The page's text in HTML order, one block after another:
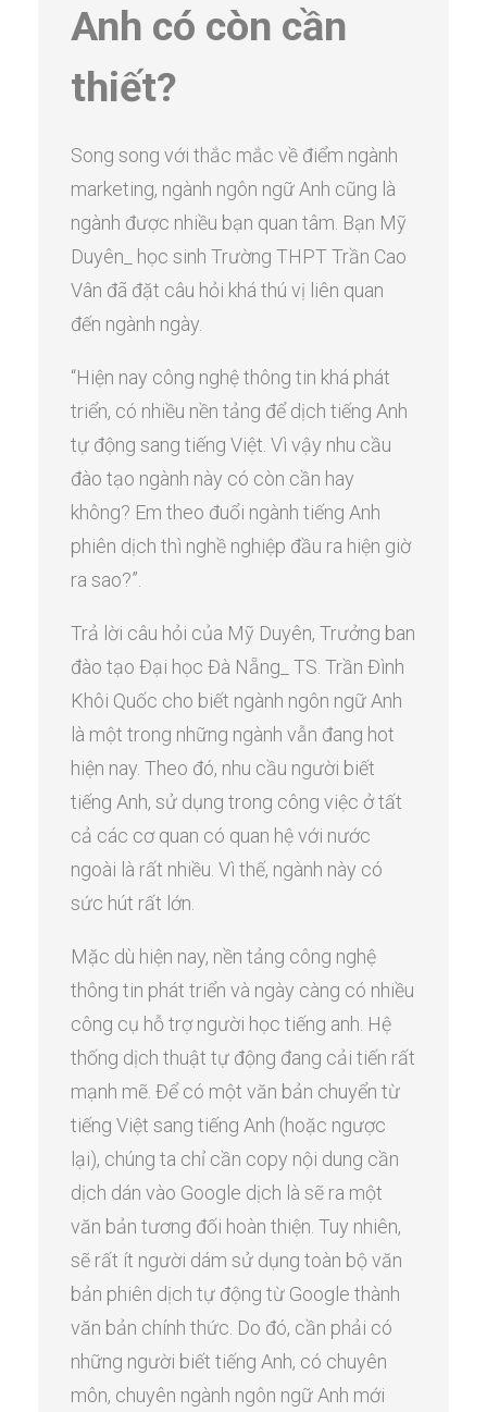
Anh có còn cần
thiết?
Song song với thắc mắc về điểm ngành
marketing, ngành ngôn ngữ Anh cũng là
ngành được nhiều bạn quan tâm. Bạn Mỹ
Duyên_ học sinh Trường THPT Trần Cao
Vân đã đặt câu hỏi khá thú vị liên quan
đến ngành ngày.
“Hiện nay công nghệ thông tin khá phát
triển, có nhiều nền tảng để dịch tiếng Anh
tự động sang tiếng Việt. Vì vậy nhu cầu
đào tạo ngành này có còn cần hay
không? Em theo đuổi ngành tiếng Anh
phiên dịch thì nghề nghiệp đầu ra hiện giờ
ra sao?”.
Trả lời câu hỏi của Mỹ Duyên, Trưởng ban
đào tạo Đại học Đà Nẵng_ TS. Trần Đình
Khôi Quốc cho biết ngành ngôn ngữ Anh
là một trong những ngành vẫn đang hot
hiện nay. Theo đó, nhu cầu người biết
tiếng Anh, sử dụng trong công việc ở tất
cả các cơ quan có quan hệ với nước
ngoài là rất nhiều. Vì thế, ngành này có
sức hút rất lớn.
Mặc dù hiện nay, nền tảng công nghệ
thông tin phát triển và ngày càng có nhiều
công cụ hỗ trợ người học tiếng anh. Hệ
thống dịch thuật tự động đang cải tiến rất
mạnh mẽ. Để có một văn bản chuyển từ
tiếng Việt sang tiếng Anh (hoặc ngược
lại), chúng ta chỉ cần copy nội dung cần
dịch dán vào Google dịch là sẽ ra một
văn bản tương đối hoàn thiện. Tuy nhiên,
sẽ rất ít người dám sử dụng toàn bộ văn
bản phiên dịch tự động từ Google thành
văn bản chính thức. Do đó, cần phải có
những người biết tiếng Anh, có chuyên
môn, chuyên ngành ngôn ngữ Anh mới